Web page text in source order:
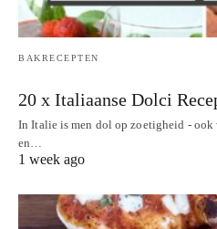
BAKRECEPTEN
20 x Italiaanse Dolci
In Italie is men dol op zoetigheid -
en…
1 week ago